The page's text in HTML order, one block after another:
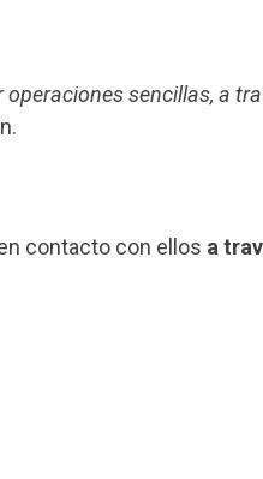
sencillas, a
contacto con ellos a